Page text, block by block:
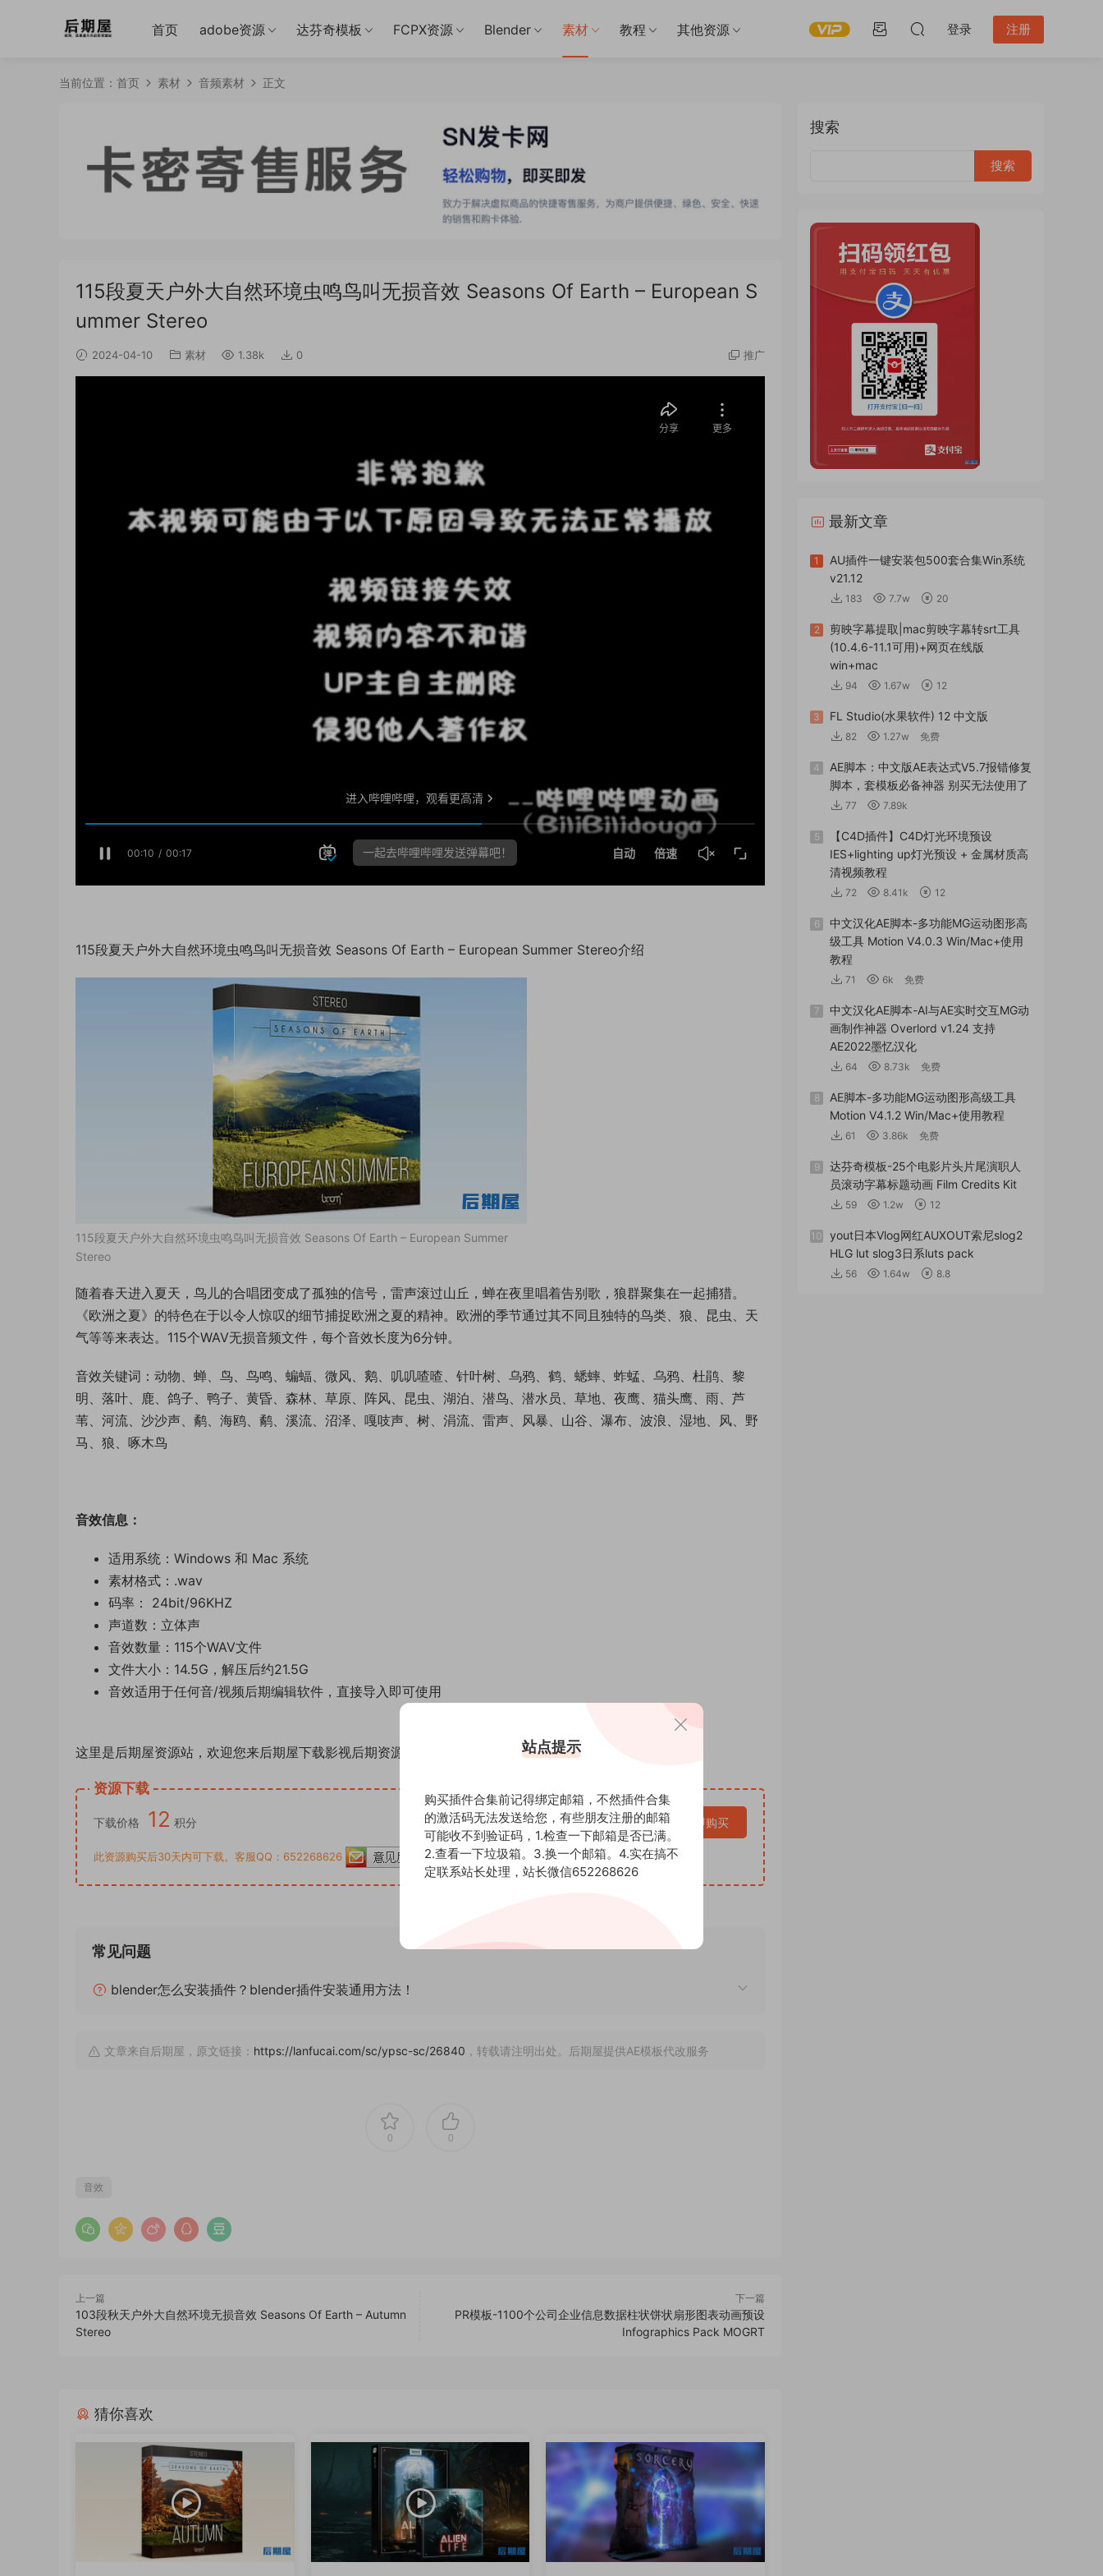
首页 adobe资源 达芬奇模板 FCPX资源 Blender 素材 教程 其他资源 登录 注册
当前位置： 首页 素材 音频素材 正文
115段夏天户外大自然环境虫鸣鸟叫无损音效 Seasons Of Earth – European S
ummer Stereo
2024-04-10 素材 1.38k 0 推广
115段夏天户外大自然环境虫鸣鸟叫无损音效 Seasons Of Earth – European Summer Stereo介绍
115段夏天户外大自然环境虫鸣鸟叫无损音效 Seasons Of Earth – European Summer
Stereo
随着春天进入夏天，鸟儿的合唱团变成了孤独的信号，雷声滚过山丘，蝉在夜里唱着告别歌，狼群聚集在一起捕猎。
《欧洲之夏》的特色在于以令人惊叹的细节捕捉欧洲之夏的精神。欧洲的季节通过其不同且独特的鸟类、狼、昆虫、天
气等等来表达。115个WAV无损音频文件，每个音效长度为6分钟。
音效关键词：动物、蝉、鸟、鸟鸣、蝙蝠、微风、鹅、叽叽喳喳、针叶树、乌鸦、鹤、蟋蟀、蚱蜢、乌鸦、杜鹃、黎
明、落叶、鹿、鸽子、鸭子、黄昏、森林、草原、阵风、昆虫、湖泊、潜鸟、潜水员、草地、夜鹰、猫头鹰、雨、芦
苇、河流、沙沙声、鹬、海鸥、鹬、溪流、沼泽、嘎吱声、树、涓流、雷声、风暴、山谷、瀑布、波浪、湿地、风、野
马、狼、啄木鸟
音效信息：
适用系统：Windows 和 Mac 系统
素材格式：.wav
码率： 24bit/96KHZ
声道数：立体声
音效数量：115个WAV文件
文件大小：14.5G，解压后约21.5G
音效适用于任何音/视频后期编辑软件，直接导入即可使用
这里是后期屋资源站，欢迎您来后期屋下载影视后期资源（AE模板、PR模板、音视频频素材各种插件等）
资源下载
下载价格 12 积分 VIP免费 立即购买
此资源购买后30天内可下载。客服QQ：652268626
常见问题
blender怎么安装插件？blender插件安装通用方法！
文章来自后期屋，原文链接： https://lanfucai.com/sc/ypsc-sc/26840 ，转载请注明出处。后期屋提供AE模板代改服务
0 0
音效
上一篇
103段秋天户外大自然环境无损音效 Seasons Of Earth – Autumn
Stereo
下一篇
PR模板-1100个公司企业信息数据柱状饼状扇形图表动画预设
Infographics Pack MOGRT
猜你喜欢
搜索
最新文章
1
AU插件一键安装包500套合集Win系统
v21.12
183 7.7w 20
2
剪映字幕提取|mac剪映字幕转srt工具
(10.4.6-11.1可用)+网页在线版
win+mac
94 1.67w 12
3 FL Studio(水果软件) 12 中文版
82 1.27w 免费
4
AE脚本：中文版AE表达式V5.7报错修复
脚本，套模板必备神器 别买无法使用了
77 7.89k
5
【C4D插件】C4D灯光环境预设
IES+lighting up灯光预设 + 金属材质高
清视频教程
72 8.41k 12
6
中文汉化AE脚本-多功能MG运动图形高
级工具 Motion V4.0.3 Win/Mac+使用
教程
71 6k 免费
7
中文汉化AE脚本-AI与AE实时交互MG动
画制作神器 Overlord v1.24 支持
AE2022墨忆汉化
64 8.73k 免费
8
AE脚本-多功能MG运动图形高级工具
Motion V4.1.2 Win/Mac+使用教程
61 3.86k 免费
9
达芬奇模板-25个电影片头片尾演职人
员滚动字幕标题动画 Film Credits Kit
59 1.2w 12
10
yout日本Vlog网红AUXOUT索尼slog2
HLG lut slog3日系luts pack
56 1.64w 8.8
站点提示
购买插件合集前记得绑定邮箱，不然插件合集
的激活码无法发送给您，有些朋友注册的邮箱
可能收不到验证码，1.检查一下邮箱是否已满。
2.查看一下垃圾箱。3.换一个邮箱。4.实在搞不
定联系站长处理，站长微信652268626